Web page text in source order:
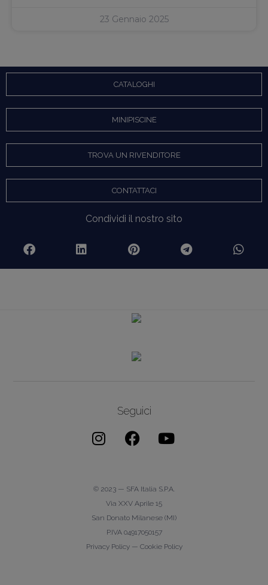
23 Gennaio 2025
CATALOGHI
MINIPISCINE
TROVA UN RIVENDITORE
CONTATTACI
Condividi il nostro sito
Seguici
© 2023 — SFA Italia S.p.A.
Via XXV Aprile 15
San Donato Milanese (MI)
P.IVA 04917050157
Privacy Policy— Cookie Policy